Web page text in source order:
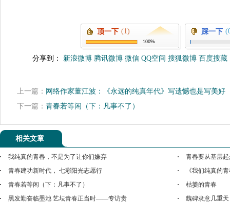
顶一下 (1)
100%
踩一下
分享到： 新浪微博 腾讯微博 微信 QQ空间 搜狐微博 百度搜藏
上一篇： 网络作家董江波：《永远的纯真年代》写遗憾也是写美好
下一篇： 青春若等闲（下：凡事不了）
相关文章
我纯真的青春，不是为了让你们嫌弃
青春要从基层
青春建功新时代， 七彩阳光志愿行
《我们纯真的
青春若等闲（下：凡事不了）
枯萎的青春
黑发勤奋临墨池 艺坛青春正当时——专访贵
魏碑隶意几重